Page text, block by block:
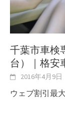
千葉市車検
台）｜格安
2016年4月9日
ウェブ割引最